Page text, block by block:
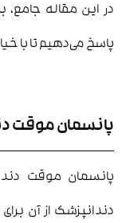
در این مقاله جامع،
پاسخ می‌دهیم تا با
پانسمان موقت
پانسمان موقت
دندانپزشک از آن